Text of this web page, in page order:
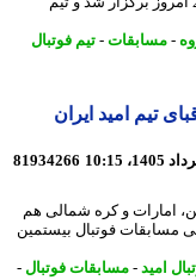
مسابقات-تیم فوتبال
آسیایی 2026؛ رقبای تیم امید ایران
81934266
بازی های آسیایی 2026 با چین، امارات و کره شمالی هم
فوتبال بیستمین
-مسابقات فوتبال-